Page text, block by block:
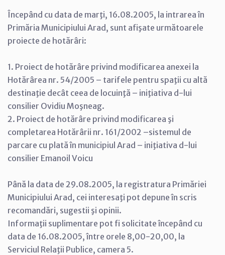
Începând cu data de marţi, 16.08.2005, la intrarea în
Primăria Municipiului Arad, sunt afişate următoarele
proiecte de hotărâri:
1. Proiect de hotărâre privind modificarea anexei la
Hotărârea nr. 54/2005 – tarifele pentru spaţii cu altă
destinaţie decât ceea de locuinţă – iniţiativa d-lui
consilier Ovidiu Moşneag.
2. Proiect de hotărâre privind modificarea şi
completarea Hotărârii nr. 161/2002 –sistemul de
parcare cu plată în municipiul Arad – iniţiativa d-lui
consilier Emanoil Voicu
Până la data de 29.08.2005, la registratura Primăriei
Municipiului Arad, cei interesaţi pot depune în scris
recomandări, sugestii şi opinii.
Informaţii suplimentare pot fi solicitate începând cu
data de 16.08.2005, între orele 8,00-20,00, la
Serviciul Relaţii Publice, camera 5.